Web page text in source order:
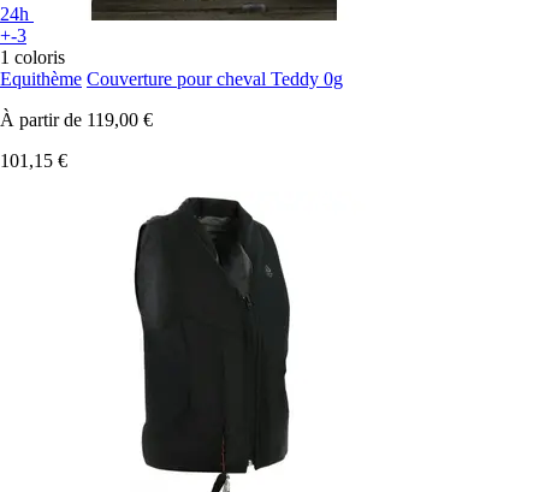
24h
+-3
1 coloris
Equithème Couverture pour cheval Teddy 0g
À partir de 119,00 €
101,15 €